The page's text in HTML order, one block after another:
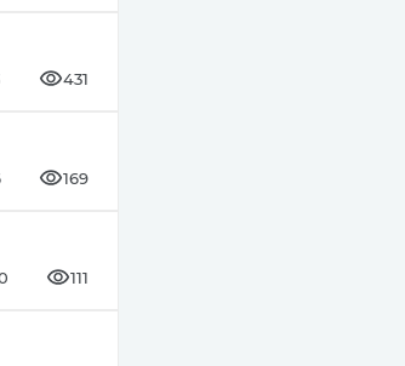
431
169
111